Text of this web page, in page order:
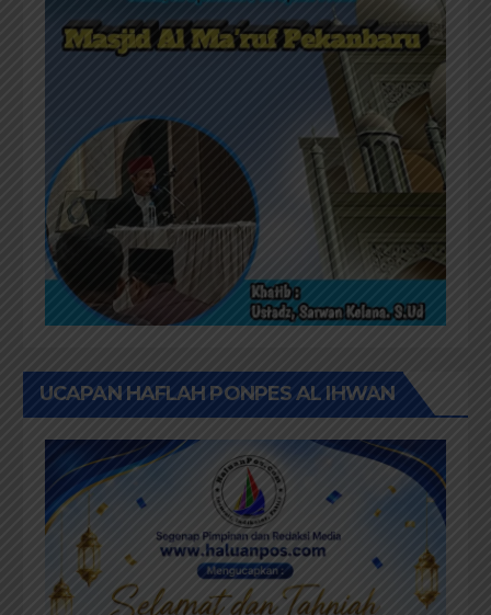
UCAPAN HAFLAH PONPES AL IHWAN